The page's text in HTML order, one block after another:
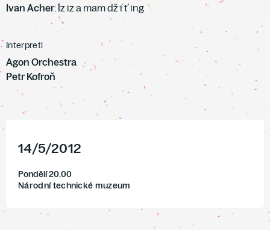
Ivan Acher: Iz iz a mam dž i t´ing
Interpreti
Agon Orchestra
Petr Kofroň
14/5/2012
Pondělí 20.00
Národní technické muzeum